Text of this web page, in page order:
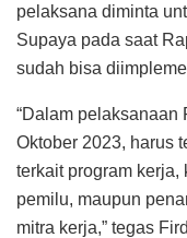
pelaksana diminta
Supaya pada saat
sudah bisa
“Dalam pelaksanaan
Oktober 2023, harus
terkait program
pemilu, maupun
mitra kerja,” tegas